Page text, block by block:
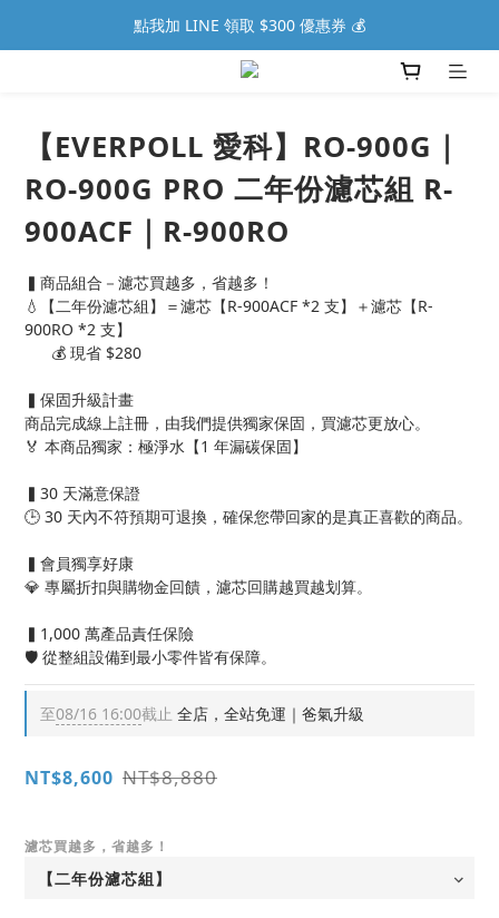
點我加 LINE 領取 $300 優惠券 💰
【EVERPOLL 愛科】RO-900G｜
RO-900G PRO 二年份濾芯組 R-
900ACF｜R-900RO
▍商品組合－濾芯買越多，省越多！
💧【二年份濾芯組】＝濾芯【R-900ACF *2 支】＋濾芯【R-
900RO *2 支】
      💰 現省 $280
▍保固升級計畫
商品完成線上註冊，由我們提供獨家保固，買濾芯更放心。
🏅 本商品獨家：極淨水【1 年漏碳保固】
▍30 天滿意保證
🕒 30 天內不符預期可退換，確保您帶回家的是真正喜歡的商品。
▍會員獨享好康
💎 專屬折扣與購物金回饋，濾芯回購越買越划算。
▍1,000 萬產品責任保險
🛡️ 從整組設備到最小零件皆有保障。
至08/16 16:00截止 全店，全站免運｜爸氣升級
NT$8,600 NT$8,880
濾芯買越多，省越多！